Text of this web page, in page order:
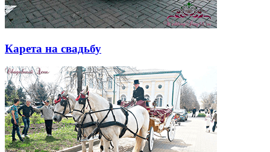
Карета на свадьбу